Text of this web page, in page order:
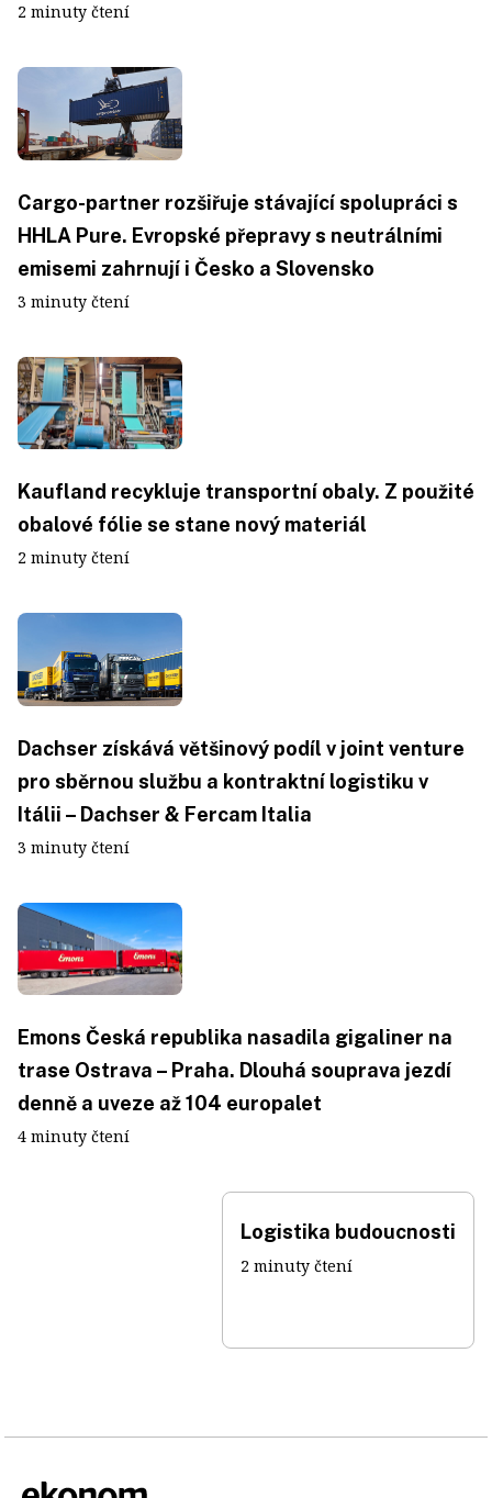
2 minuty čtení
Cargo-partner rozšiřuje stávající spolupráci s
HHLA Pure. Evropské přepravy s neutrálními
emisemi zahrnují i Česko a Slovensko
3 minuty čtení
Kaufland recykluje transportní obaly. Z použité
obalové fólie se stane nový materiál
2 minuty čtení
Dachser získává většinový podíl v joint venture
pro sběrnou službu a kontraktní logistiku v
Itálii – Dachser & Fercam Italia
3 minuty čtení
Emons Česká republika nasadila gigaliner na
trase Ostrava – Praha. Dlouhá souprava jezdí
denně a uveze až 104 europalet
4 minuty čtení
Logistika budoucnosti
2 minuty čtení